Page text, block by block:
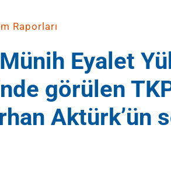
Raporları
Eyalet
görülen
Aktürk’ün